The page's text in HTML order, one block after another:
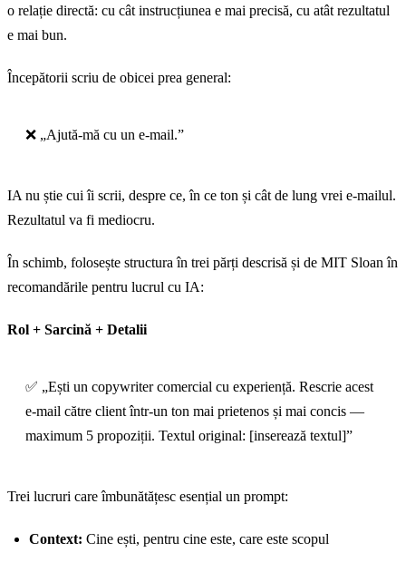
o relație directă: cu cât instrucțiunea e mai precisă, cu atât rezultatul
e mai bun.
Începătorii scriu de obicei prea general:
❌ „Ajută-mă cu un e-mail.”
IA nu știe cui îi scrii, despre ce, în ce ton și cât de lung vrei e-mailul.
Rezultatul va fi mediocru.
În schimb, folosește structura în trei părți descrisă și de MIT Sloan în
recomandările pentru lucrul cu IA:
Rol + Sarcină + Detalii
✅ „Ești un copywriter comercial cu experiență. Rescrie acest
e-mail către client într-un ton mai prietenos și mai concis —
maximum 5 propoziții. Textul original: [inserează textul]”
Trei lucruri care îmbunătățesc esențial un prompt:
Context: Cine ești, pentru cine este, care este scopul